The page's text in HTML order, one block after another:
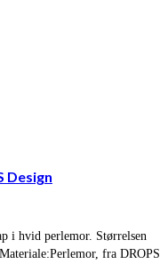
Design
i hvid perlemor. Størrelsen
fra DROPS